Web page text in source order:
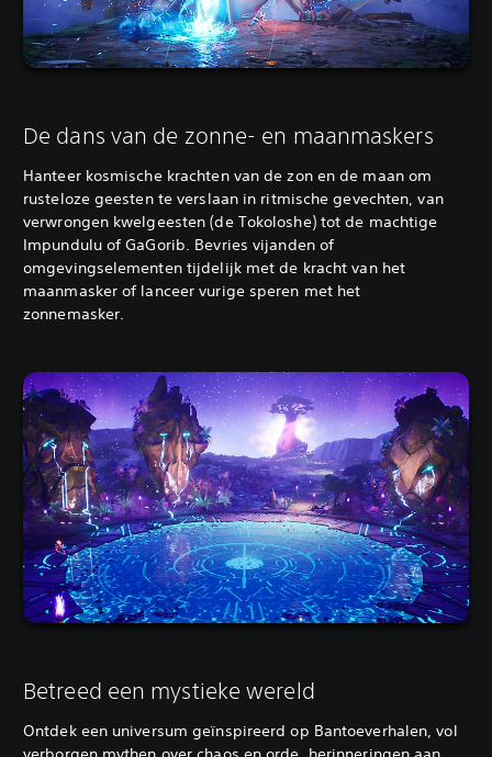
De dans van de zonne- en maanmaskers
Hanteer kosmische krachten van de zon en de maan om
rusteloze geesten te verslaan in ritmische gevechten, van
verwrongen kwelgeesten (de Tokoloshe) tot de machtige
Impundulu of GaGorib. Bevries vijanden of
omgevingselementen tijdelijk met de kracht van het
maanmasker of lanceer vurige speren met het
zonnemasker.
Betreed een mystieke wereld
Ontdek een universum geïnspireerd op Bantoeverhalen, vol